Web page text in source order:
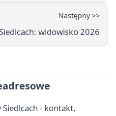
Następny >>
widowisko 2026
- kontakt,